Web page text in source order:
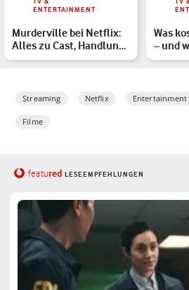
ENTERTAINMENT
Murderville bei Netflix:
Alles zu Cast, Handlung
und den Chancen …
Was
– und
sich?
Streaming Netflix Entertainment
Filme
featured LESEEMPFEHLUNGEN